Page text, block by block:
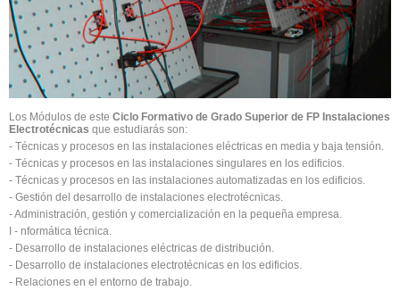
Los Módulos de este Ciclo Formativo de Grado Superior de FP Instalaciones
Electrotécnicas que estudiarás son:
- Técnicas y procesos en las instalaciones eléctricas en media y baja tensión.
- Técnicas y procesos en las instalaciones singulares en los edificios.
- Técnicas y procesos en las instalaciones automatizadas en los edificios.
- Gestión del desarrollo de instalaciones electrotécnicas.
- Administración, gestión y comercialización en la pequeña empresa.
I - nformática técnica.
- Desarrollo de instalaciones eléctricas de distribución.
- Desarrollo de instalaciones electrotécnicas en los edificios.
- Relaciones en el entorno de trabajo.